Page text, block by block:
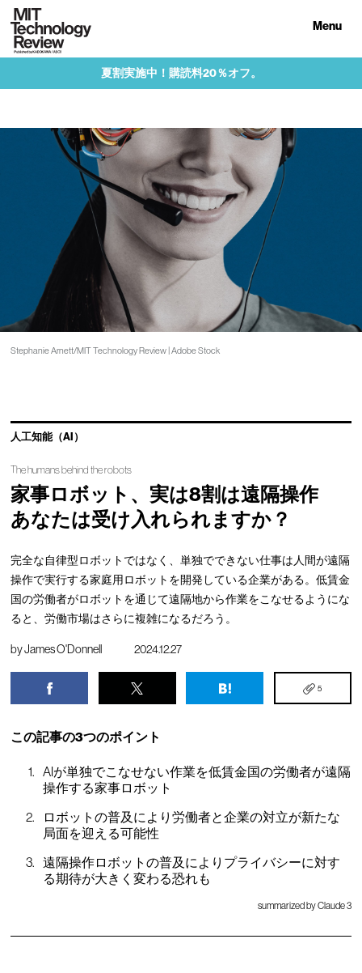
Menu
夏割実施中！購読料20％オフ。
Stephanie Arnett/MIT Technology Review | Adobe Stock
人工知能（AI）
The humans behind the robots
家事ロボット、実は8割は遠隔操作
あなたは受け入れられますか？
完全な自律型ロボットではなく、単独でできない仕事は人間が遠隔
操作で実行する家庭用ロボットを開発している企業がある。低賃金
国の労働者がロボットを通じて遠隔地から作業をこなせるようにな
ると、労働市場はさらに複雑になるだろう。
byJames O'Donnell 2024.12.27
5
この記事の3つのポイント
AIが単独でこなせない作業を低賃金国の労働者が遠隔
操作する家事ロボット
ロボットの普及により労働者と企業の対立が新たな
局面を迎える可能性
遠隔操作ロボットの普及によりプライバシーに対す
る期待が大きく変わる恐れも
summarized by Claude 3